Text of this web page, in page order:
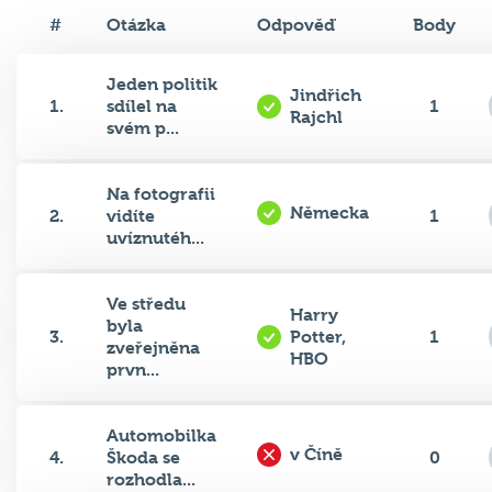
# Otázka Odpověď Body
1.
Jeden politik
sdílel na
svém p...
Jindřich
Rajchl
1
2.
Na fotografii
vidíte
uvíznutéh...
Německa 1
3.
Ve středu
byla
zveřejněna
prvn...
Harry
Potter,
HBO
1
4.
Automobilka
Škoda se
rozhodla...
v Číně 0